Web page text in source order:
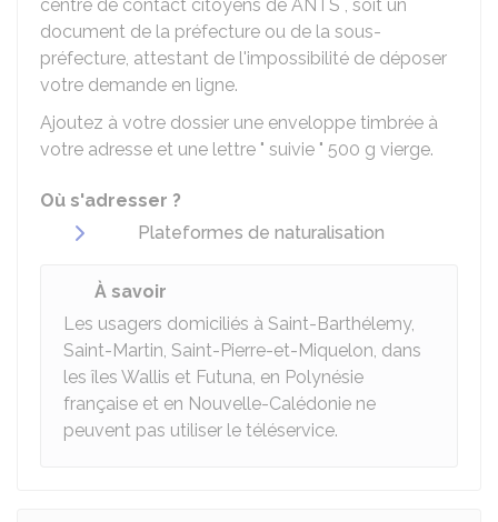
centre de contact citoyens de ANTS , soit un
document de la préfecture ou de la sous-
préfecture, attestant de l'impossibilité de déposer
votre demande en ligne.
Ajoutez à votre dossier une enveloppe timbrée à
votre adresse et une lettre " suivie " 500 g vierge.
Où s'adresser ?
Plateformes de naturalisation
À savoir
Les usagers domiciliés à Saint-Barthélemy,
Saint-Martin, Saint-Pierre-et-Miquelon, dans
les îles Wallis et Futuna, en Polynésie
française et en Nouvelle-Calédonie ne
peuvent pas utiliser le téléservice.